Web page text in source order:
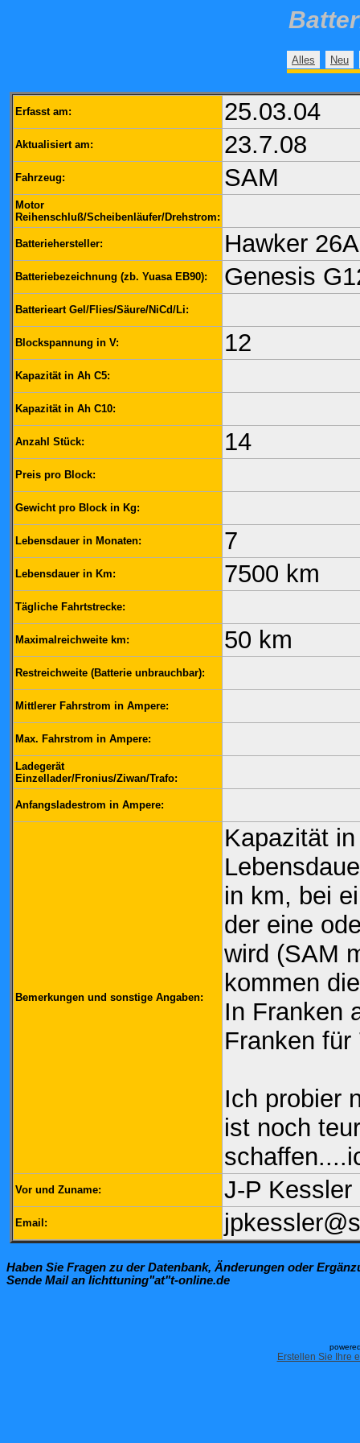
Alles Neu
Erfasst am: 25.03.04
Aktualisiert am: 23.7.08
Fahrzeug: SAM
Motor
Reihenschluß/Scheibenläufer/Drehstrom:
Batteriehersteller: Hawker
Batteriebezeichnung (zb. Yuasa EB90): Genesis
Batterieart Gel/Flies/Säure/NiCd/Li:
Blockspannung in V: 12
Kapazität in Ah C5:
Kapazität in Ah C10:
Anzahl Stück: 14
Preis pro Block:
Gewicht pro Block in Kg:
Lebensdauer in Monaten: 7
Lebensdauer in Km: 7500 km
Tägliche Fahrtstrecke:
Maximalreichweite km: 50 km
Restreichweite (Batterie unbrauchbar):
Mittlerer Fahrstrom in Ampere:
Max. Fahrstrom in Ampere:
Ladegerät
Einzellader/Fronius/Ziwan/Trafo:
Anfangsladestrom in Ampere:
Bemerkungen und sonstige Angaben:
Kapazität
in km, bei
der eine
wird (SAM
kommen
In Franken
Franken
Ich probier
ist noch
Vor und Zuname: J-P Kessler
Email:
Haben Sie Fragen zu der Datenbank, Änderungen oder
Sende Mail an lichttuning"at"t-online.de
Erstellen Sie Ihre